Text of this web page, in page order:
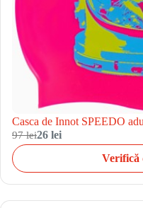
Casca de Innot SPEEDO
97 lei26 lei
Verifică